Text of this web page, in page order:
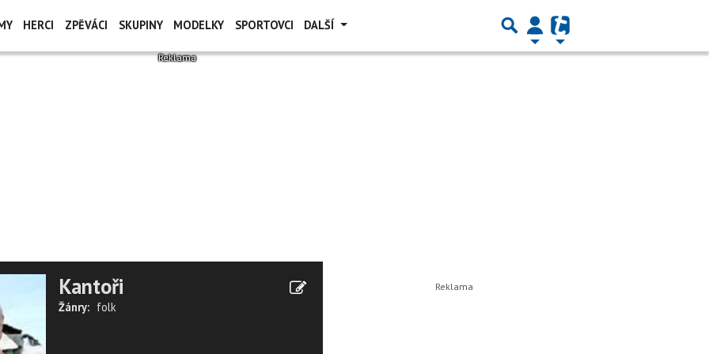
HERCI ZPĚVÁCI SKUPINY MODELKY SPORTOVCI DALŠÍ
Kantoři
Žánry: folk